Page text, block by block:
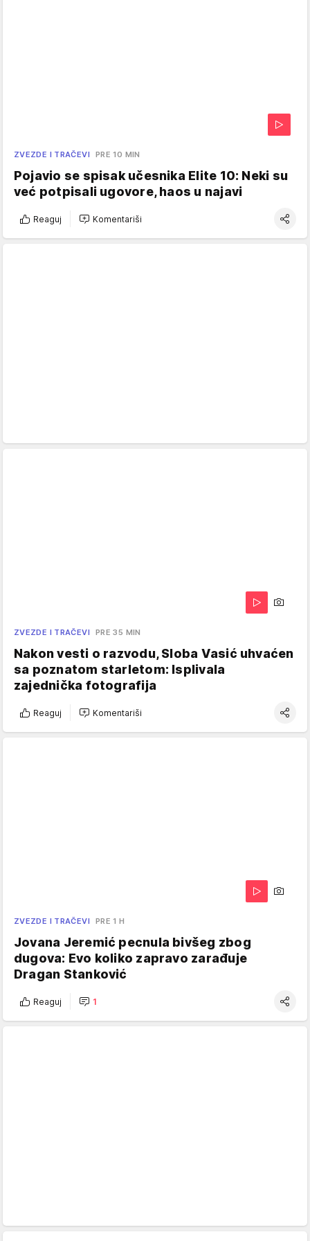
ZVEZDE I TRAČEVI PRE 10 MIN
Pojavio se spisak učesnika Elite 10: Neki su
već potpisali ugovore, haos u najavi
Reaguj Komentariši
ZVEZDE I TRAČEVI PRE 35 MIN
Nakon vesti o razvodu, Sloba Vasić uhvaćen
sa poznatom starletom: Isplivala
zajednička fotografija
Reaguj Komentariši
ZVEZDE I TRAČEVI PRE 1 H
Jovana Jeremić pecnula bivšeg zbog
dugova: Evo koliko zapravo zarađuje
Dragan Stanković
Reaguj 1